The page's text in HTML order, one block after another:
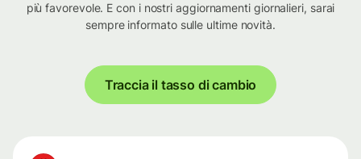
più favorevole. E con i nostri aggiornamenti giornalieri, sarai
sempre informato sulle ultime novità.
Traccia il tasso di cambio